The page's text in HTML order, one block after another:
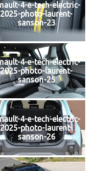
4-e-tech-electric-
2025-photo-laurent-
sanson-23
4-e-tech-electric-
2025-photo-laurent-
sanson-25
4-e-tech-electric-
2025-photo-laurent-
sanson-26